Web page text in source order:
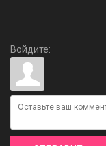
Войдите: